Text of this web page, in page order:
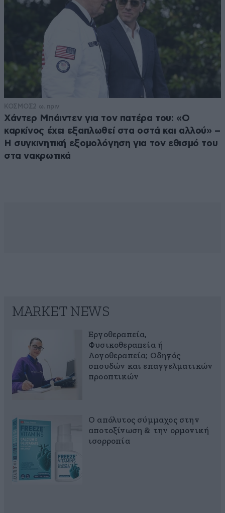
ΚΟΣΜΟΣ2 ω. πριν
Χάντερ Μπάιντεν για τον πατέρα του: «Ο
καρκίνος έχει εξαπλωθεί στα οστά και αλλού» –
Η συγκινητική εξομολόγηση για τον εθισμό του
στα νακρωτικά
MARKET NEWS
Εργοθεραπεία,
Φυσικοθεραπεία ή
Λογοθεραπεία; Οδηγός
σπουδών και επαγγελματικών
προοπτικών
Ο απόλυτος σύμμαχος στην
αποτοξίνωση & την ορμονική
ισορροπία